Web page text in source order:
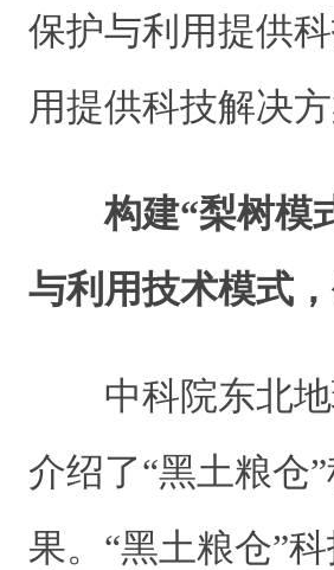
保护与利用提供
用提供科技解决方
构建“梨树模
与利用技术模式
中科院东北地
介绍了“黑土粮仓
果。“黑土粮仓”